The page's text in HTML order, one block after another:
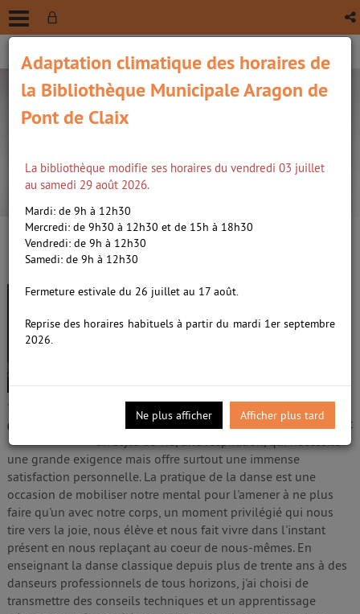
recherche avancée
/5
0
Leçons de danse, leçons de vie
/Byars, Wayne. Auteur
Edité parFirst éditions. Paris- 2017
La danse n'est pas simplement un art, c'est une
posture, un regard sur soi et sur le monde, c'est
un style de vie, une respiration, qui nécessite
une grande exigence mais offre surtout une immense
satisfaction personnelle. La pratique de la danse est une
occasion de mobiliser notre mental pour l'amener à ne plus
faire qu'un avec notre corps, un moment privilégié qui nous
tire vers la joie, nous élève et nous fait vivre dans l'instant
présent en nous replaçant au coeur de nous-mêmes. En
enseignant la danse classique depuis plus de trente ans à des
danseurs professionnels de tous horizons, j'ai choisi de
transmettre des conseils techniques et un apprentissage
Adaptation climatique des horaires de
la Bibliothèque Municipale Aragon de
Pont de Claix
La bibliothèque modifie ses horaires du vendredi 03 juillet
au samedi 29 août 2026.
Mardi: de 9h à 12h30
Mercredi: de 9h30 à 12h30 et de 15h à 18h30
Vendredi: de 9h à 12h30
Samedi: de 9h à 12h30
Fermeture estivale du 26 juillet au 17 août.
Reprise des horaires habituels à partir du mardi 1er septembre
2026.
Ne plus afficher Afficher plus tard